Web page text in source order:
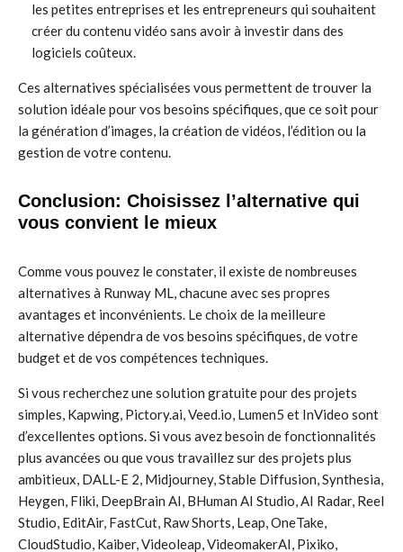
les petites entreprises et les entrepreneurs qui souhaitent
créer du contenu vidéo sans avoir à investir dans des
logiciels coûteux.
Ces alternatives spécialisées vous permettent de trouver la
solution idéale pour vos besoins spécifiques, que ce soit pour
la génération d’images, la création de vidéos, l’édition ou la
gestion de votre contenu.
Conclusion: Choisissez l’alternative qui
vous convient le mieux
Comme vous pouvez le constater, il existe de nombreuses
alternatives à Runway ML, chacune avec ses propres
avantages et inconvénients. Le choix de la meilleure
alternative dépendra de vos besoins spécifiques, de votre
budget et de vos compétences techniques.
Si vous recherchez une solution gratuite pour des projets
simples, Kapwing, Pictory.ai, Veed.io, Lumen5 et InVideo sont
d’excellentes options. Si vous avez besoin de fonctionnalités
plus avancées ou que vous travaillez sur des projets plus
ambitieux, DALL-E 2, Midjourney, Stable Diffusion, Synthesia,
Heygen, Fliki, DeepBrain AI, BHuman AI Studio, AI Radar, Reel
Studio, EditAir, FastCut, Raw Shorts, Leap, OneTake,
CloudStudio, Kaiber, Videoleap, VideomakerAI, Pixiko,